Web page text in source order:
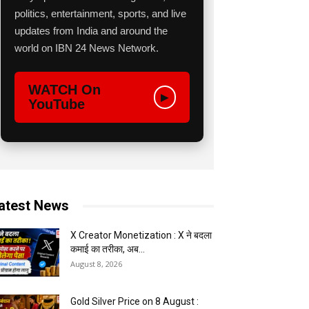
politics, entertainment, sports, and live
updates from India and around the
world on IBN 24 News Network.
WATCH On
YouTube
▶
News
X Creator Monetization : X ने बदला
कमाई का तरीका, अब...
August 8, 2026
Gold Silver Price on 8 August :